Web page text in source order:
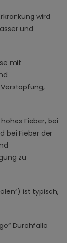
wird
und
mit
Fieber, bei
bei Fieber der
zu
ist typisch,
Durchfälle